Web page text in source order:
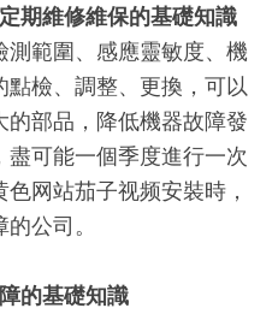
期維修維保的基礎知識
測範圍、感應靈敏度、機
檢、調整、更換，可以
的部品，降低機器故障發
可能一個季度進行一次
网站茄子视频安裝時，
公司。
的基礎知識